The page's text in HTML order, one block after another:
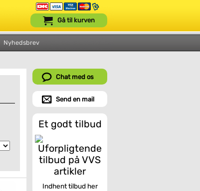
Nyhedsbrev
Gå til kurven
Chat med os
Send en mail
Et godt tilbud
Indhent tilbud her